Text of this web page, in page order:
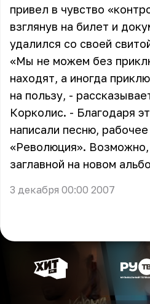
привел в чувство
взглянув на билет и
удалился со своей
«Мы не можем без
находят, а иногда
на пользу, -
Корколис. - Благодаря
написали песню,
«Революция». Возможно,
заглавной на новом
3 декабря 00:00 2007